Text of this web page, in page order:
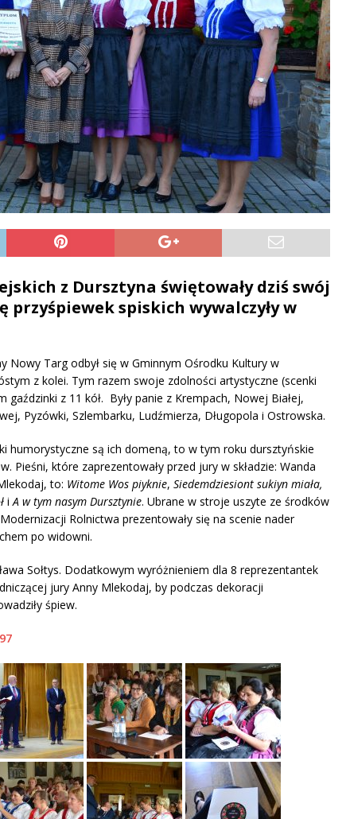
z Dursztyna świętowały dziś swój
przyśpiewek spiskich wywalczyły w
Nowy Targ odbył się w Gminnym Ośrodku Kultury w
z kolei. Tym razem swoje zdolności artystyczne (scenki
z 11 kół. Były panie z Krempach, Nowej Białej,
Pyzówki, Szlembarku, Ludźmierza, Długopola i Ostrowska.
humorystyczne są ich domeną, to w tym roku dursztyńskie
Pieśni, które zaprezentowały przed jury w składzie: Wanda
to: Witome Wos piyknie, Siedemdziesiont sukiyn miała,
iA w tym nasym Dursztynie. Ubrane w stroje uszyte ze środków
Rolnictwa prezentowały się na scenie nader
po widowni.
Sołtys. Dodatkowym wyróżnieniem dla 8 reprezentantek
jury Anny Mlekodaj, by podczas dekoracji
śpiew.